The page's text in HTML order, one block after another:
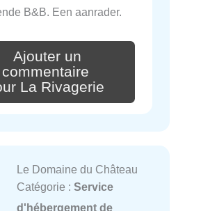
B&B. Een aanrader.
Ajouter un
commentaire
La Rivagerie
Le Domaine du Château
Catégorie : Service
d'hébergement de